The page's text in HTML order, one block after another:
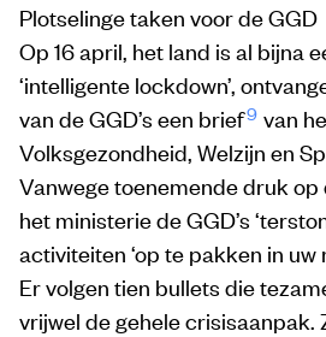
Plotselinge taken voor de GGD
Op 16 april, het land is al bijna
‘intelligente lockdown’,
van de GGD’s een brief9 van
Volksgezondheid, Welzijn en
Vanwege toenemende druk
het ministerie de GGD’s
activiteiten ‘op te pakken in uw
Er volgen tien bullets die
vrijwel de gehele crisisaanpak.